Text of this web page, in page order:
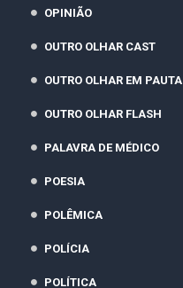
OPINIÃO
OUTRO OLHAR CAST
OUTRO OLHAR EM PAUTA
OUTRO OLHAR FLASH
PALAVRA DE MÉDICO
POESIA
POLÊMICA
POLÍCIA
POLÍTICA